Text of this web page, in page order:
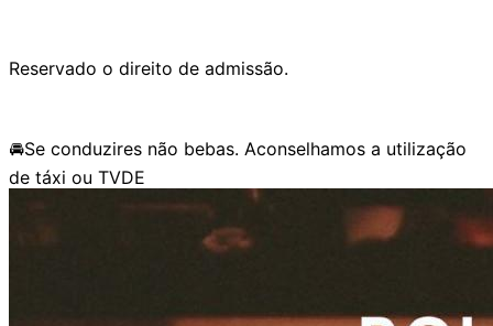
Reservado o direito de admissão.
🚘Se conduzires não bebas. Aconselhamos a utilização
de táxi ou TVDE